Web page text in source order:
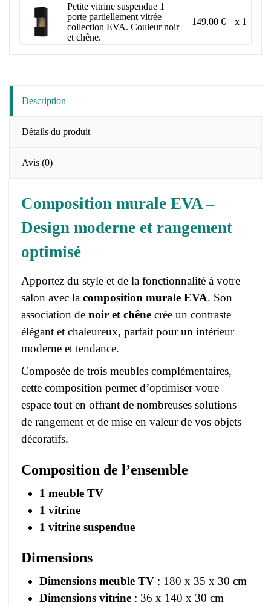
Petite vitrine suspendue 1
porte partiellement vitrée
collection EVA. Couleur noir
et chêne.
149,00 € x 1
Description
Détails du produit
Avis (0)
Composition murale EVA –
Design moderne et rangement
optimisé
Apportez du style et de la fonctionnalité à votre
salon avec la composition murale EVA. Son
association de noir et chêne crée un contraste
élégant et chaleureux, parfait pour un intérieur
moderne et tendance.
Composée de trois meubles complémentaires,
cette composition permet d’optimiser votre
espace tout en offrant de nombreuses solutions
de rangement et de mise en valeur de vos objets
décoratifs.
Composition de l’ensemble
1 meuble TV
1 vitrine
1 vitrine suspendue
Dimensions
Dimensions meuble TV : 180 x 35 x 30 cm
Dimensions vitrine : 36 x 140 x 30 cm